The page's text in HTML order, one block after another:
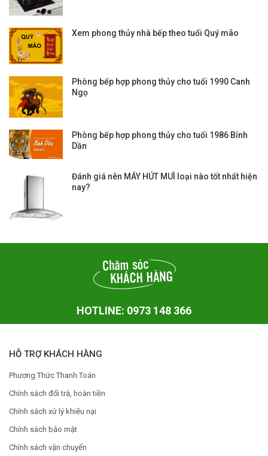
Xem phong thủy nhà bếp theo tuổi Quý mão
Phòng bếp hợp phong thủy cho tuổi 1990 Canh
Ngọ
Phòng bếp hợp phong thủy cho tuổi 1986 Bính
Dần
Đánh giá nên MÁY HÚT MUÌ loại nào tốt nhất hiện
nay?
HOTLINE: 0973 148 366
HỖ TRỢ KHÁCH HÀNG
Phương Thức Thanh Toán
Chính sách đổi trả, hoàn tiền
Chính sách xử lý khiếu nại
Chính sách bảo mật
Chính sách vận chuyển